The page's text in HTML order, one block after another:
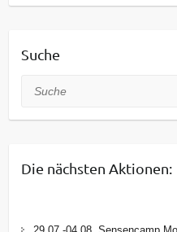
Suche
Suche
Die nächsten Aktionen: